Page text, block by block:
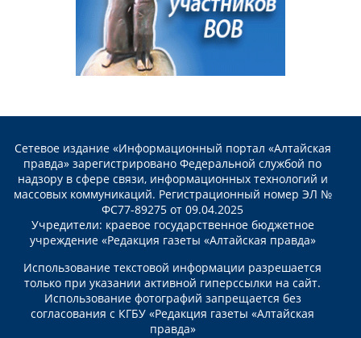
Сетевое издание «Информационный портал «Алтайская
правда» зарегистрировано Федеральной службой по
надзору в сфере связи, информационных технологий и
массовых коммуникаций. Регистрационный номер ЭЛ №
ФС77-89275 от 09.04.2025
Учредители: краевое государственное бюджетное
учреждение «Редакция газеты «Алтайская правда»
Использование текстовой информации разрешается
только при указании активной гиперссылки на сайт.
Использование фотографий запрещается без
согласования с КГБУ «Редакция газеты «Алтайская
правда»